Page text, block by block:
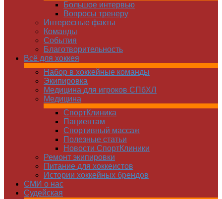
Большое интервью
Вопросы тренеру
Интересные факты
Команды
Cобытия
Благотворительность
Всё для хоккея
Набор в хоккейные команды
Экипировка
Медицина для игроков СПбХЛ
Медицина
СпортКлиника
Пациентам
Спортивный массаж
Полезные статьи
Новости СпортКлиники
Ремонт экипировки
Питание для хоккеистов
Истории хоккейных брендов
СМИ о нас
Судейская